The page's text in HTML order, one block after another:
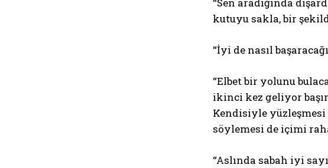
“Sen aradığında
kutuyu sakla, bir
“İyi de nasıl
“Elbet bir yolunu
ikinci kez geliyor
Kendisiyle
söylemesi de içimi
“Aslında sabah iyi